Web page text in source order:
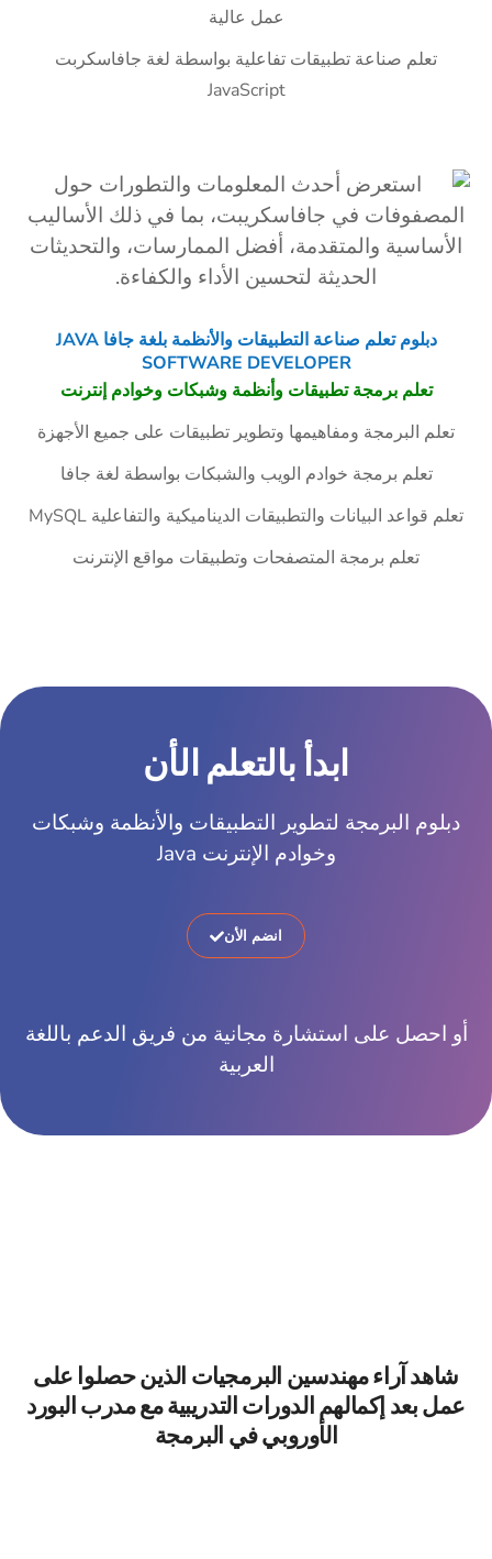
عمل عالية
تعلم صناعة تطبيقات تفاعلية بواسطة لغة جافاسكربت
JavaScript
دبلوم تعلم صناعة التطبيقات والأنظمة بلغة جافا JAVA
SOFTWARE DEVELOPER
تعلم برمجة تطبيقات وأنظمة وشبكات وخوادم إنترنت
تعلم البرمجة ومفاهيمها وتطوير تطبيقات على جميع الأجهزة
تعلم برمجة خوادم الويب والشبكات بواسطة لغة جافا
تعلم قواعد البيانات والتطبيقات الديناميكية والتفاعلية MySQL
تعلم برمجة المتصفحات وتطبيقات مواقع الإنترنت
ابدأ بالتعلم الأن
دبلوم البرمجة لتطوير التطبيقات والأنظمة وشبكات
وخوادم الإنترنت Java
انضم الأن
أو احصل على استشارة مجانية من فريق الدعم باللغة
العربية
شاهد آراء مهندسين البرمجيات الذين حصلوا على
عمل بعد إكمالهم الدورات التدريبية مع مدرب البورد
الأوروبي في البرمجة